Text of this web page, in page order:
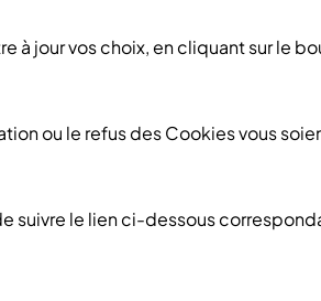
à jour vos choix, en cliquant sur le
ou le refus des Cookies vous
le lien ci-dessous